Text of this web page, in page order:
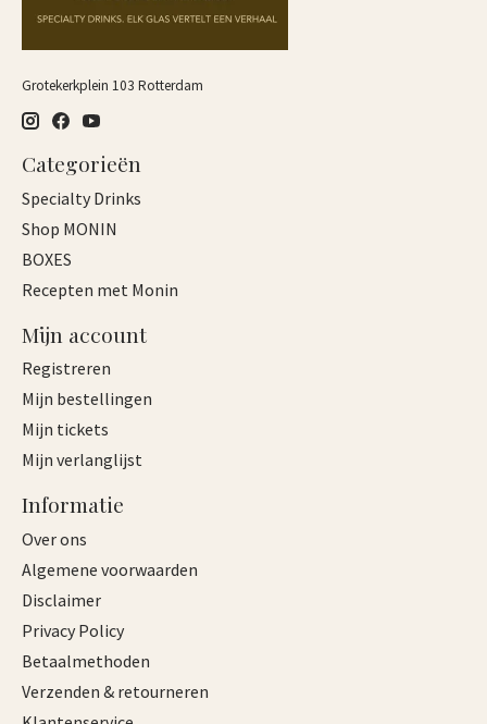
Grotekerkplein 103 Rotterdam
Categorieën
Specialty Drinks
Shop MONIN
BOXES
Recepten met Monin
Mijn account
Registreren
Mijn bestellingen
Mijn tickets
Mijn verlanglijst
Informatie
Over ons
Algemene voorwaarden
Disclaimer
Privacy Policy
Betaalmethoden
Verzenden & retourneren